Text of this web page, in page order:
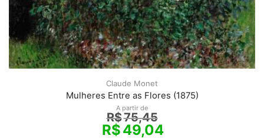
Claude Monet
Mulheres Entre as Flores (1875)
A partir de
R$75,45
R$49,04